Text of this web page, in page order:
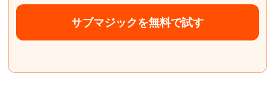
サブマジックを無料で試す